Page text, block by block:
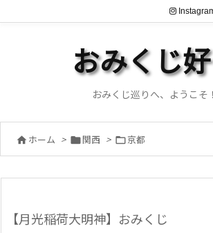
おみくじ
おみくじ巡りへ、ようこそ！
 ホーム > 関西 > 京都
【月光稲荷大明神】おみくじ